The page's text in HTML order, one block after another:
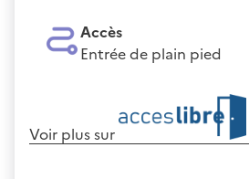
Accès
Entrée de plain pied
Voir plus sur